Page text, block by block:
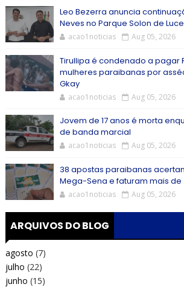
Leo Bezerra anuncia
Neves no Parque Solon de
acao1noticias Aug 05, 2026
Tirullipa é condenado a pagar
mulheres paraibanas por
Gkay
acao1noticias Aug 05, 2026
Jovem de 17 anos é morta
de banda marcial
acao1noticias Aug 05, 2026
38 apostas paraibanas
Mega-Sena e faturam mais de
acao1noticias Aug 05, 2026
ARQUIVOS DO BLOG
agosto (7)
julho (22)
junho (15)